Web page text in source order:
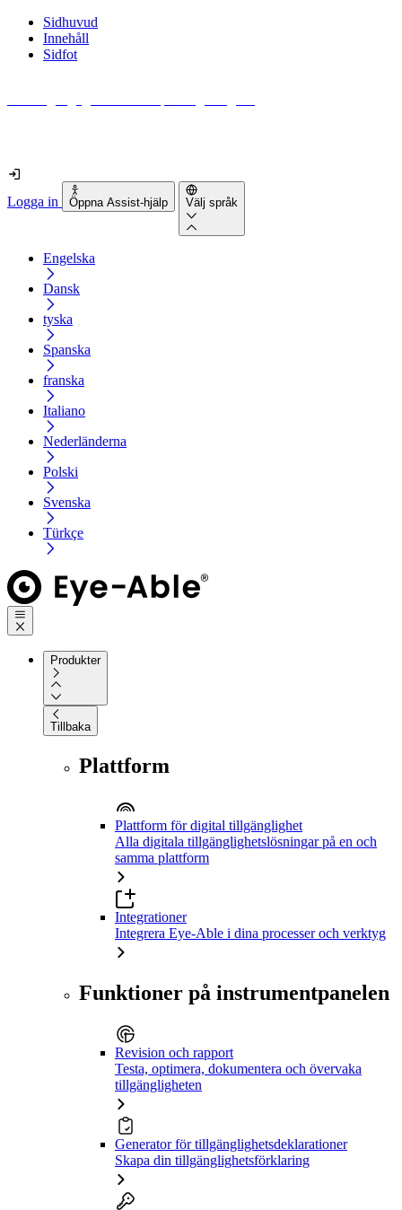
Sidhuvud
Innehåll
Sidfot
Logga in Öppna Assist-hjälp Välj språk
Engelska
Dansk
tyska
Spanska
franska
Italiano
Nederländerna
Polski
Svenska
Türkçe
Produkter
Tillbaka
Plattform
Plattform för digital tillgänglighet
Alla digitala tillgänglighetslösningar på en och
samma plattform
Integrationer
Integrera Eye-Able i dina processer och verktyg
Funktioner på instrumentpanelen
Revision och rapport
Testa, optimera, dokumentera och övervaka
tillgängligheten
Generator för tillgänglighetsdeklarationer
Skapa din tillgänglighetsförklaring